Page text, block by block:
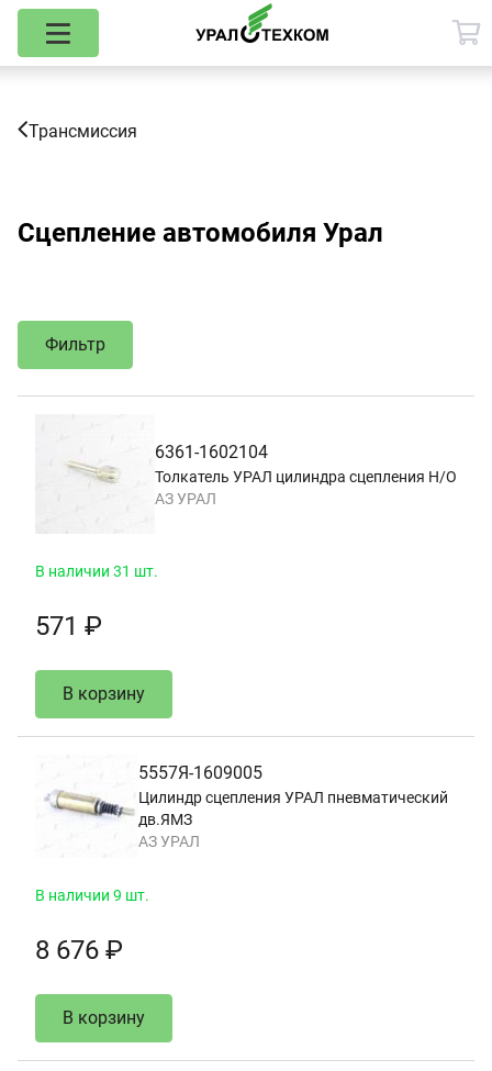
Трансмиссия
Сцепление автомобиля Урал
Фильтр
6361-1602104
Толкатель УРАЛ цилиндра сцепления Н/О
АЗ УРАЛ
В наличии 31 шт.
571 ₽
В корзину
5557Я-1609005
Цилиндр сцепления УРАЛ пневматический
дв.ЯМЗ
АЗ УРАЛ
В наличии 9 шт.
8 676 ₽
В корзину